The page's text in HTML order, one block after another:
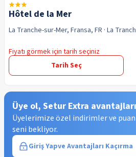
Hôtel de la Mer
La Tranche-sur-Mer, Fransa, FR · La
Fiyatı görmek için tarih seçiniz
Tarih Seç
Üye ol, Setur Extra
Üyelerimize özel indirimler ve
seni bekliyor.
Giriş Yapve Avantajları Kaçırma